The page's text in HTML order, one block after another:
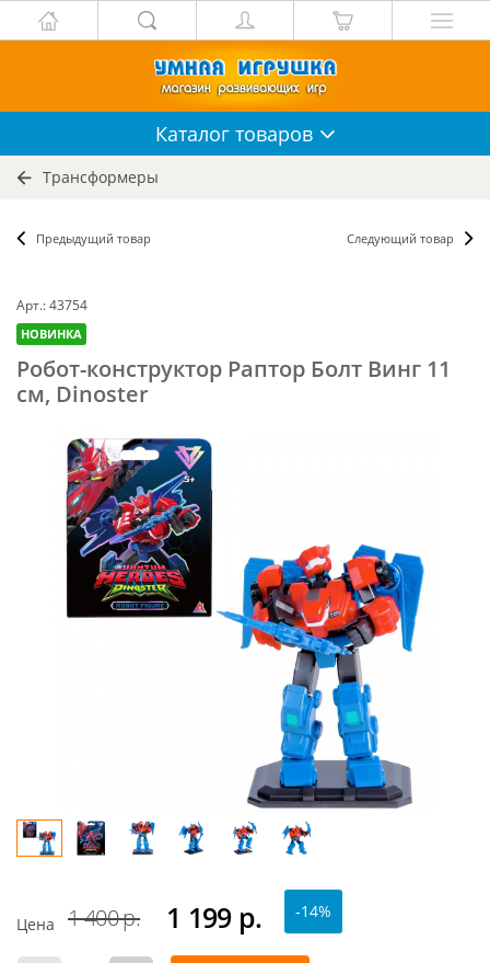
Каталог товаров
Трансформеры
Предыдущий товар Следующий товар
Арт.: 43754
НОВИНКА
Робот-конструктор Раптор Болт Винг 11
см, Dinoster
Цена 1 400 р. 1 199 р. -14%